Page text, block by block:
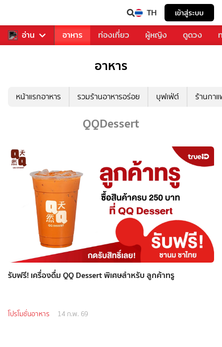
TH เข้าสู่ระบบ
อ่าน
รวงการเพลง อาหาร ท่องเที่ยว ผู้หญิง ดูดวง
อาหาร
หน้าแรกอาหาร รวมร้านอาหารอร่อย บุฟเฟ่ต์ ร้านกา
QQDessert
รับฟรี! เครื่องดื่ม QQ Dessert พิเศษสำหรับ ลูกค้าทรู
โปรโมชั่นอาหาร 14 ก.พ. 69